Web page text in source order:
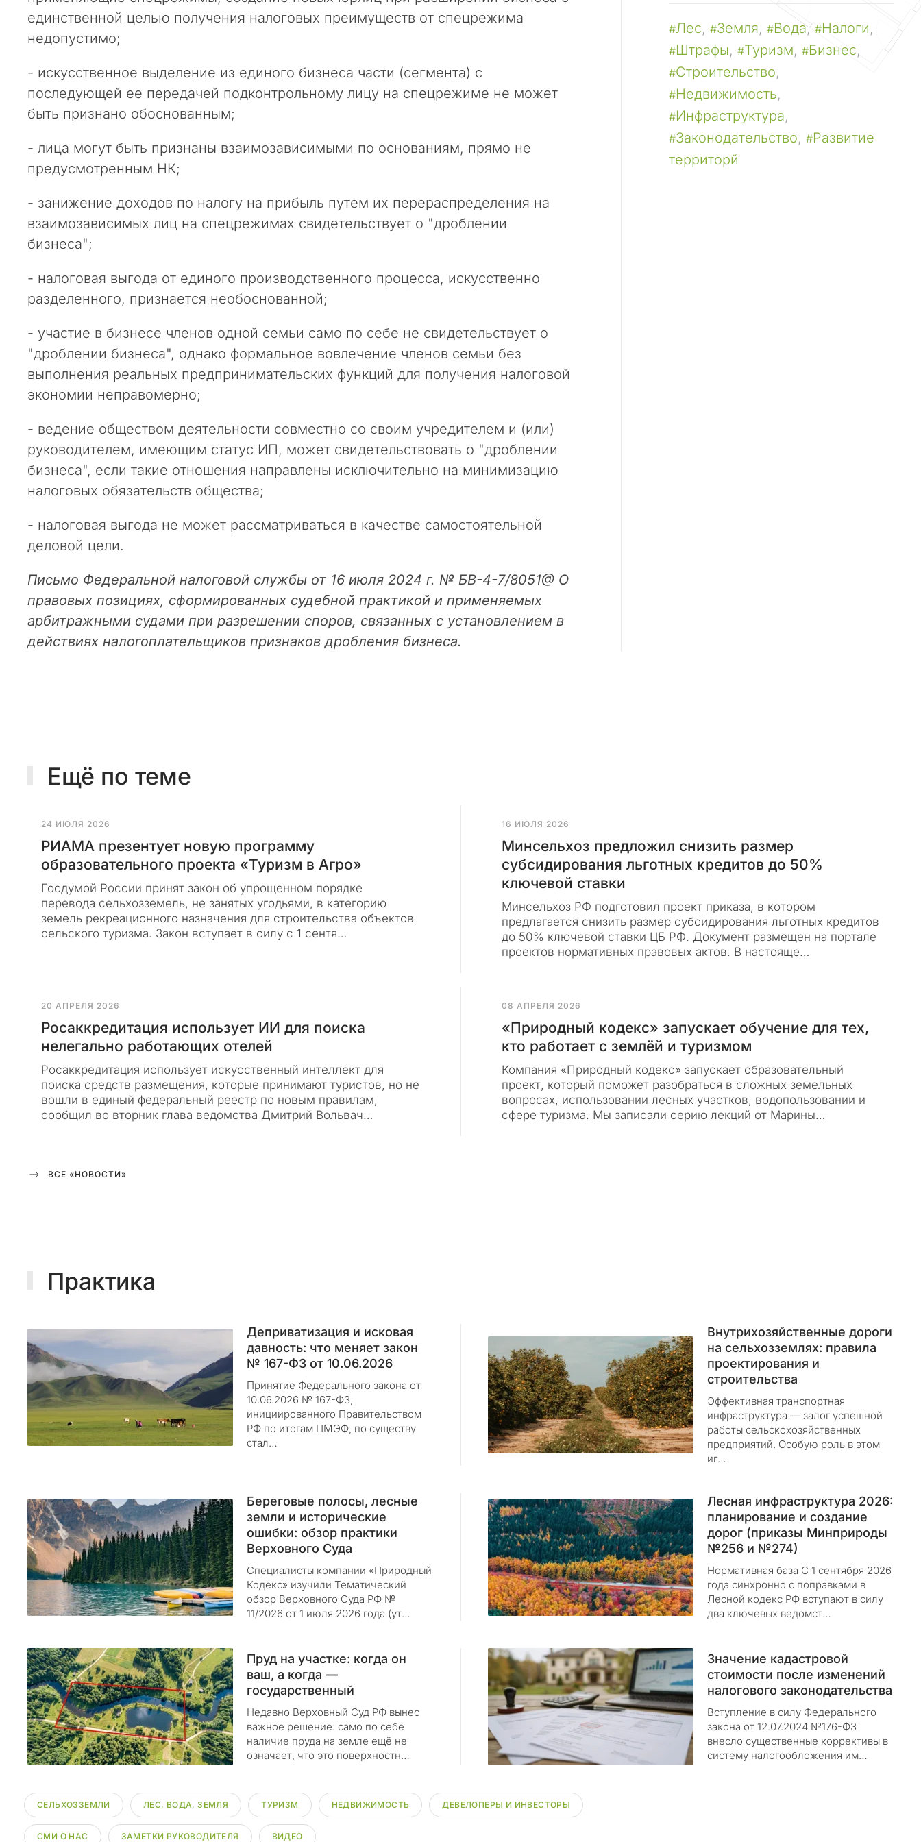
единственной целью получения налоговых преимуществ от спецрежима
недопустимо;
- искусственное выделение из единого бизнеса части (сегмента) с
последующей ее передачей подконтрольному лицу на спецрежиме не может
быть признано обоснованным;
- лица могут быть признаны взаимозависимыми по основаниям, прямо не
предусмотренным НК;
- занижение доходов по налогу на прибыль путем их перераспределения на
взаимозависимых лиц на спецрежимах свидетельствует о "дроблении
бизнеса";
- налоговая выгода от единого производственного процесса, искусственно
разделенного, признается необоснованной;
- участие в бизнесе членов одной семьи само по себе не свидетельствует о
"дроблении бизнеса", однако формальное вовлечение членов семьи без
выполнения реальных предпринимательских функций для получения налоговой
экономии неправомерно;
- ведение обществом деятельности совместно со своим учредителем и (или)
руководителем, имеющим статус ИП, может свидетельствовать о "дроблении
бизнеса", если такие отношения направлены исключительно на минимизацию
налоговых обязательств общества;
- налоговая выгода не может рассматриваться в качестве самостоятельной
деловой цели.
Письмо Федеральной налоговой службы от 16 июля 2024 г. № БВ-4-7/8051@ О
правовых позициях, сформированных судебной практикой и применяемых
арбитражными судами при разрешении споров, связанных с установлением в
действиях налогоплательщиков признаков дробления бизнеса.
#Лес, #Земля, #Вода, #Налоги,
#Штрафы, #Туризм, #Бизнес,
#Строительство,
#Недвижимость,
#Инфраструктура,
#Законодательство, #Развитие
территорй
Ещё по теме
24 ИЮЛЯ 2026
РИАМА презентует новую программу
образовательного проекта «Туризм в Агро»
Госдумой России принят закон об упрощенном порядке
перевода сельхозземель, не занятых угодьями, в категорию
земель рекреационного назначения для строительства объектов
сельского туризма. Закон вступает в силу с 1 сентя…
16 ИЮЛЯ 2026
Минсельхоз предложил снизить размер
субсидирования льготных кредитов до 50%
ключевой ставки
Минсельхоз РФ подготовил проект приказа, в котором
предлагается снизить размер субсидирования льготных кредитов
до 50% ключевой ставки ЦБ РФ. Документ размещен на портале
проектов нормативных правовых актов. В настояще…
20 АПРЕЛЯ 2026
Росаккредитация использует ИИ для поиска
нелегально работающих отелей
Росаккредитация использует искусственный интеллект для
поиска средств размещения, которые принимают туристов, но не
вошли в единый федеральный реестр по новым правилам,
сообщил во вторник глава ведомства Дмитрий Вольвач…
08 АПРЕЛЯ 2026
«Природный кодекс» запускает обучение для тех,
кто работает с землёй и туризмом
Компания «Природный кодекс» запускает образовательный
проект, который поможет разобраться в сложных земельных
вопросах, использовании лесных участков, водопользовании и
сфере туризма. Мы записали серию лекций от Марины…
ВСЕ «НОВОСТИ»
Практика
Деприватизация и исковая
давность: что меняет закон
№ 167-ФЗ от 10.06.2026
Принятие Федерального закона от
10.06.2026 № 167-ФЗ,
инициированного Правительством
РФ по итогам ПМЭФ, по существу
стал…
Внутрихозяйственные дороги
на сельхозземлях: правила
проектирования и
строительства
Эффективная транспортная
инфраструктура — залог успешной
работы сельскохозяйственных
предприятий. Особую роль в этом
иг…
Береговые полосы, лесные
земли и исторические
ошибки: обзор практики
Верховного Суда
Специалисты компании «Природный
Кодекс» изучили Тематический
обзор Верховного Суда РФ №
11/2026 от 1 июля 2026 года (ут…
Лесная инфраструктура 2026:
планирование и создание
дорог (приказы Минприроды
№256 и №274)
Нормативная база С 1 сентября 2026
года синхронно с поправками в
Лесной кодекс РФ вступают в силу
два ключевых ведомст…
Пруд на участке: когда он
ваш, а когда —
государственный
Недавно Верховный Суд РФ вынес
важное решение: само по себе
наличие пруда на земле ещё не
означает, что это поверхностн…
Значение кадастровой
стоимости после изменений
налогового законодательства
Вступление в силу Федерального
закона от 12.07.2024 №176-ФЗ
внесло существенные коррективы в
систему налогообложения им…
СЕЛЬХОЗЗЕМЛИ ЛЕС, ВОДА, ЗЕМЛЯ ТУРИЗМ НЕДВИЖИМОСТЬ ДЕВЕЛОПЕРЫ И ИНВЕСТОРЫ
СМИ О НАС ЗАМЕТКИ РУКОВОДИТЕЛЯ ВИДЕО
п
а
р
н
е
к
о
л
е
г
В
о
с
д
и
е
н
с
о
л
к
о
е
с
о
П
и
р
о
д
К
о
д
е
к
с
»
п
д
в
е
р
г
а
е
т
я
р
е